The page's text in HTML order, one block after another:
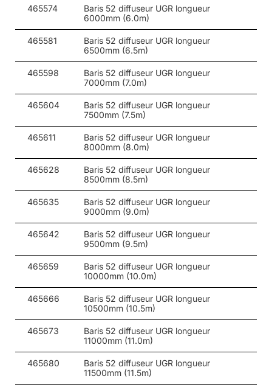
45 30 4000
52 20 3000
20
52 20 3000
52 20 3000
20
52 20
20
54 27
54 27 3000
54 27 3000
27
54 27 4000
54 27 4000
27
54 27 4000
465574
Baris 52 diffuseur UGR longueur
6000mm (6.0m)
465581
Baris 52 diffuseur UGR longueur
6500mm (6.5m)
465598
Baris 52 diffuseur UGR longueur
7000mm (7.0m)
465604
Baris 52 diffuseur UGR longueur
7500mm (7.5m)
465611
Baris 52 diffuseur UGR longueur
8000mm (8.0m)
465628
Baris 52 diffuseur UGR longueur
8500mm (8.5m)
465635
Baris 52 diffuseur UGR longueur
9000mm (9.0m)
465642
Baris 52 diffuseur UGR longueur
9500mm (9.5m)
465659
Baris 52 diffuseur UGR longueur
10000mm (10.0m)
465666
Baris 52 diffuseur UGR longueur
10500mm (10.5m)
465673
Baris 52 diffuseur UGR longueur
11000mm (11.0m)
465680
Baris 52 diffuseur UGR longueur
11500mm (11.5m)